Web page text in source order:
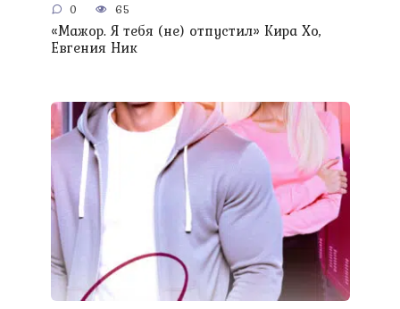
0 65
«Мажор. Я тебя (не) отпустил» Кира Хо,
Евгения Ник